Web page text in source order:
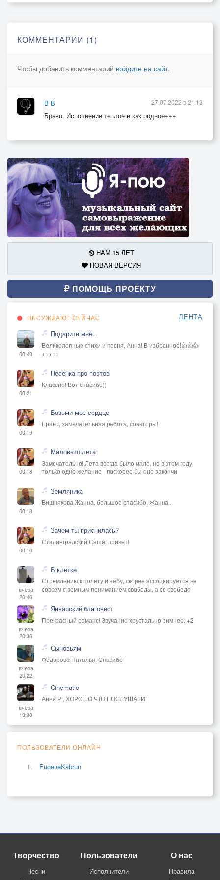
КОММЕНТАРИИ (1)
Чтобы добавить комментарий войдите на сайт.
В В
Браво. Исполнение теплое и как родное+++
27.07.2022 в 21:13
НАМ 15 ЛЕТ
НОВАЯ ВЕРСИЯ
ПОМОЩЬ ПРОЕКТУ
ОБСУЖДАЮТ СЕЙЧАС ЛЕНТА
00:48
Подарите мне...
Великолепные стихи и песня, Анна! В избранное!👍👍👍
+++++
00:21
Песенка про поэтов
Классно! Вот спасибо))
00:19
Возьми мое сердце
Браво, замечательная работа, соавторы!
00:18
Маловато лета
Замечательно! Лета всегда было мало, но в этом году
только одно желание - поскорее бы оно закончи
00:18
Земляника
Вишнякова Жанна, большое спасибо, Жанна..
00:16
Зачем ты приснилась?
Сталинградский Саша, привет!
вчера
20:46
В клетке
Стремлению к полёту и небу, скорее ассоциируется не
совсем с земным пониманием свободы, а со свободо
вчера
20:36
Январский благовест
Прекрасный романс! Звучание хрустально-зимнее. +2
вчера
20:22
Сыновьям
Фёдорова Наталья, Спасибо
вчера
19:38
Cinematic
Анна Р., ХОРОШО,ЧТО ПОСЛУШАЛИ!
ПОЛЬЗОВАТЕЛИ ОНЛАЙН
EugeneKabrun
Творчество
Песни
Пользователи
Исполнители
О нас
Правила